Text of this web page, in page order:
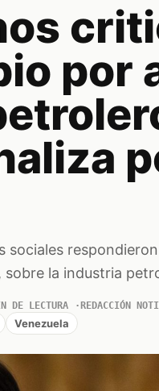
por
sociales
sobre la industria
DE LECTURA REDACCIÓN
Venezuela